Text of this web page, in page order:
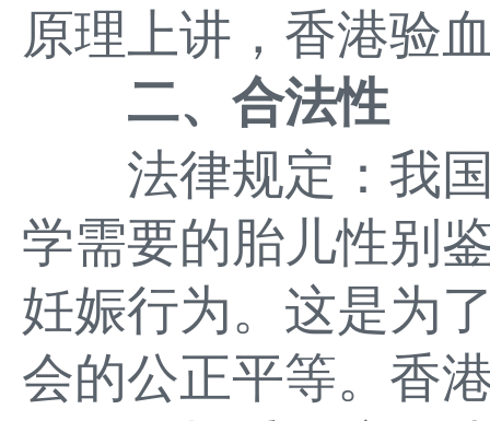
原理上讲，香港验
二、合法性
法律规定：我国
学需要的胎儿性别
妊娠行为。这是为
会的公正平等。香